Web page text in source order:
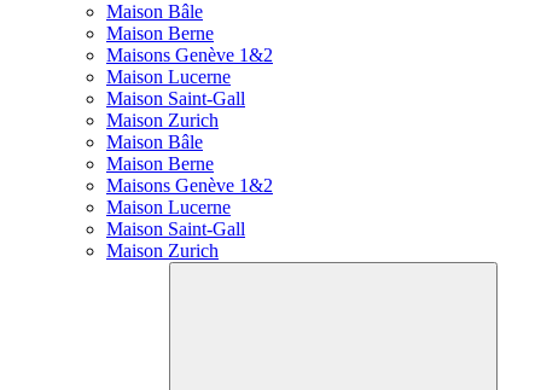
Maison Bâle
Maison Berne
Maisons Genève 1&2
Maison Lucerne
Maison Saint-Gall
Maison Zurich
Maison Bâle
Maison Berne
Maisons Genève 1&2
Maison Lucerne
Maison Saint-Gall
Maison Zurich